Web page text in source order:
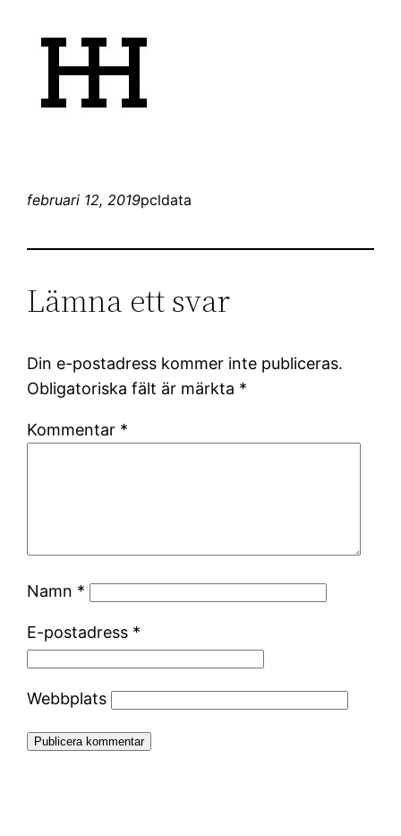
februari 12, 2019pcldata
Lämna ett svar
Din e-postadress kommer inte publiceras.
Obligatoriska fält är märkta *
Kommentar *
Namn *
E-postadress *
Webbplats